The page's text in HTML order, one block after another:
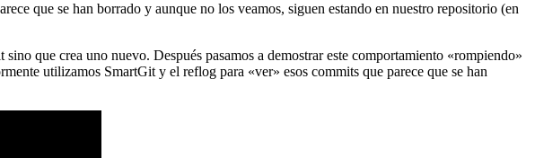
que se han borrado y aunque no los veamos, siguen estando en nuestro repositorio (en
que crea uno nuevo. Después pasamos a demostrar este comportamiento «rompiendo»
utilizamos SmartGit y el reflog para «ver» esos commits que parece que se han